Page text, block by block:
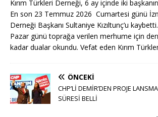
Kırım Türkleri Derneği, 6 ay içinde iki
En son 23 Temmuz 2026 Cumartesi günü
Derneği Başkanı Sultaniye Kızıltunç’u
Pazar günü toprağa verilen merhume için
kadar dualar okundu. Vefat eden Kırım
ÖNCEKI
CHP’Lİ DEMİR’DEN PROJE
SÜRESİ BELLİ